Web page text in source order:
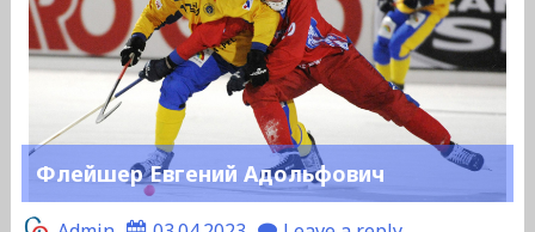
Флейшер Евгений Адольфович